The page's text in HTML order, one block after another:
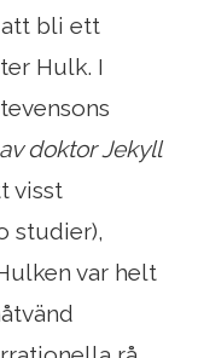
att bli ett
Hulk. I
doktor Jekyll
visst
studier),
var helt